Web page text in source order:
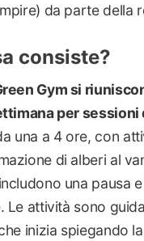
da parte della
consiste?
Gym si
per sessioni
una a 4 ore, con
di alberi al
una pausa
Le attività sono
inizia spiegando